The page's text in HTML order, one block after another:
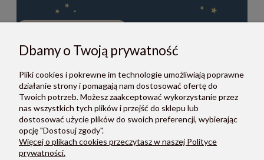
ZAPISZ SIĘ
Zapisując się do newslettera, akceptujesz Regulamin i Politykę
prywatności.
O NAS
Dbamy o Twoją prywatność
Pliki cookies i pokrewne im technologie umożliwiają poprawne
działanie strony i pomagają nam dostosować ofertę do
Twoich potrzeb. Możesz zaakceptować wykorzystanie przez
nas wszystkich tych plików i przejść do sklepu lub
dostosować użycie plików do swoich preferencji, wybierając
opcję "Dostosuj zgody".
Więcej o plikach cookies przeczytasz w naszej Polityce
prywatności.